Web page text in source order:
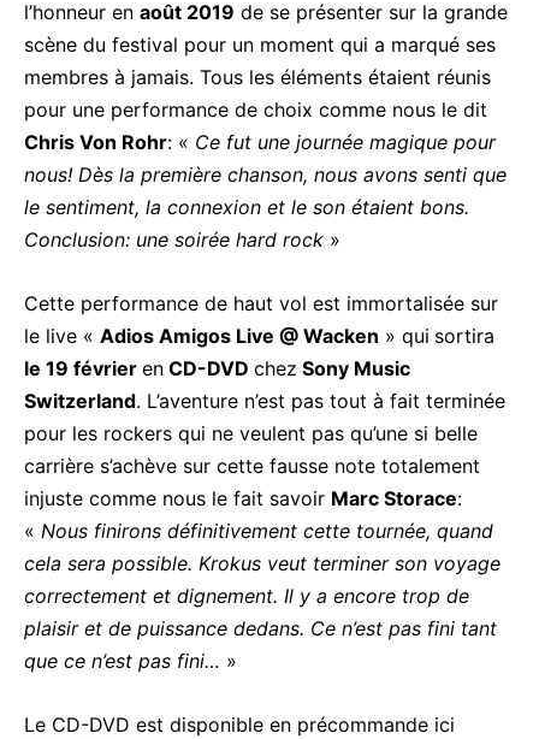
l’honneur en août 2019 de se présenter sur la grande
scène du festival pour un moment qui a marqué ses
membres à jamais. Tous les éléments étaient réunis
pour une performance de choix comme nous le dit
Chris Von Rohr: « Ce fut une journée magique pour
nous! Dès la première chanson, nous avons senti que
le sentiment, la connexion et le son étaient bons.
Conclusion: une soirée hard rock »
Cette performance de haut vol est immortalisée sur
le live « Adios Amigos Live @ Wacken » qui sortira
le 19 février en CD-DVD chez Sony Music
Switzerland. L’aventure n’est pas tout à fait terminée
pour les rockers qui ne veulent pas qu’une si belle
carrière s’achève sur cette fausse note totalement
injuste comme nous le fait savoir Marc Storace:
« Nous finirons définitivement cette tournée, quand
cela sera possible. Krokus veut terminer son voyage
correctement et dignement. Il y a encore trop de
plaisir et de puissance dedans. Ce n’est pas fini tant
que ce n’est pas fini… »
Le CD-DVD est disponible en précommande ici